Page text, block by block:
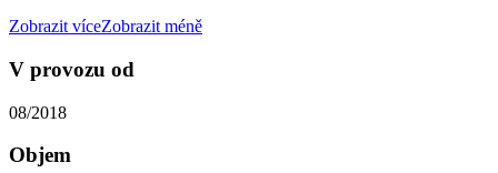
Zobrazit víceZobrazit méně
V provozu od
08/2018
Objem